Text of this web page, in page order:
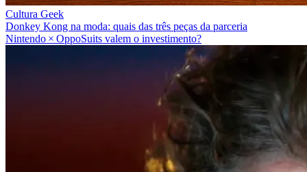
Cultura Geek
Donkey Kong na moda: quais das três peças da parceria
Nintendo × OppoSuits valem o investimento?